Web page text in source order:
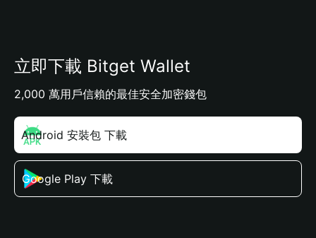
立即下載 Bitget Wallet
2,000 萬用戶信賴的最佳安全加密錢包
Android 安裝包 下載
Google Play 下載